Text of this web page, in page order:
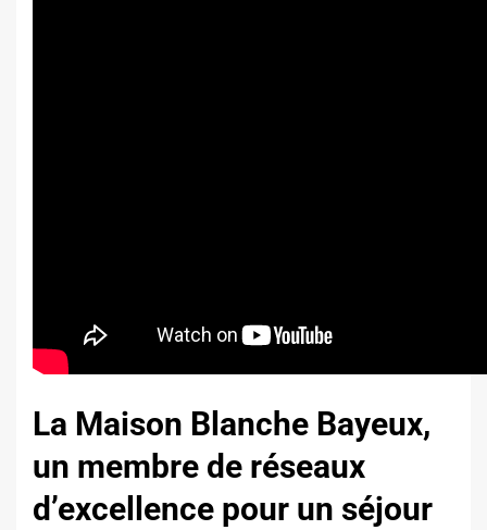
La Maison Blanche Bayeux,
un membre de réseaux
d’excellence pour un séjour